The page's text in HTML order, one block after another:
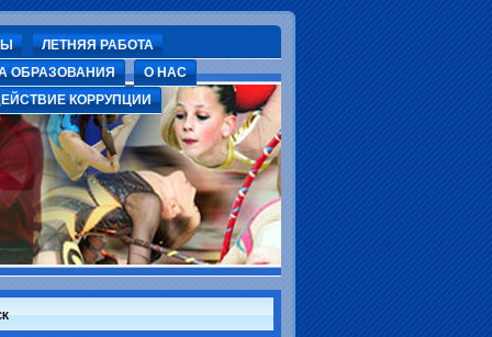
ЛЕТНЯЯ РАБОТА
ОБРАЗОВАНИЯ
О НАС
КОРРУПЦИИ